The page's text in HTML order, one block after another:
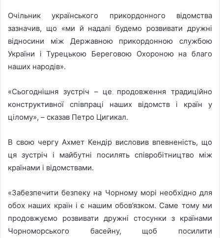
Очільник українського прикордонного відомства
зазначив, що «ми й надалі будемо розвивати дружні
відносини між Державною прикордонною службою
України і Турецькою Береговою Охороною на благо
наших народів».
«Сьогоднішня зустріч – це продовження традиційно
конструктивної співпраці наших відомств і країн у
цілому», – сказав Петро Цигикал.
В свою чергу Ахмет Кендір висловив впевненість, що
ця зустріч і майбутні посилять співробітництво між
країнами і відомствами.
«Забезпечити безпеку на Чорному морі необхідно для
обох наших країн і є нашим обов’язком. Саме тому ми
продовжуємо розвивати дружні стосунки з країнами
Чорноморського басейну, щоб посилити